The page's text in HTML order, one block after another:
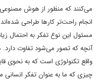
می‌کنند که منظور از هوش
انجام راحت‌تر کارها طراحی
مسئول این نوع تفکر به احتمال
آنچه که تصور می‌شود تفاوت
واقع تکنولوژی است که به نحوی
چیزی که ما به عنوان تفکر انسانی